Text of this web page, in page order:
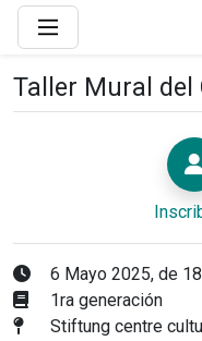
Taller Mural del
6 Mayo 2025, de
1ra generación
Stiftung centre